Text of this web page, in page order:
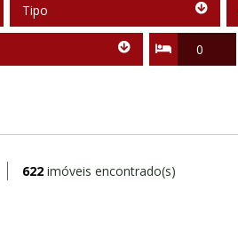
Tipo
Quartos
622 imóveis encontrado(s)